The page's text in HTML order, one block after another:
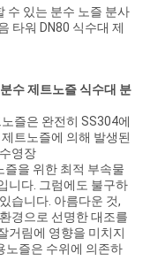
수 있는 분수 노즐 분사
타워 DN80 식수대 제
수 제트노즐 식수대 분
즐은 완전히 SS304에
트노즐에 의해 발생된
영장
즐을 위한 최적 부속물
니다. 그럼에도 불구하
습니다. 아름다운 것,
경으로 선명한 대조를
거림에 영향을 미치지
노즐은 수위에 의존하